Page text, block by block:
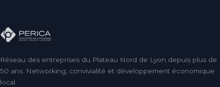
Réseau des entreprises du Plateau Nord de Lyon depuis plus de
50 ans. Networking, convivialité et développement économique
local.